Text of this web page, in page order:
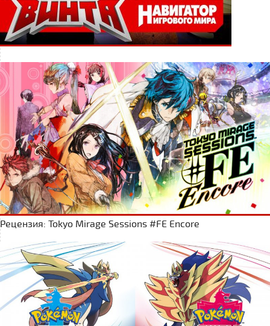
Рецензия: Tokyo Mirage Sessions #FE Encore